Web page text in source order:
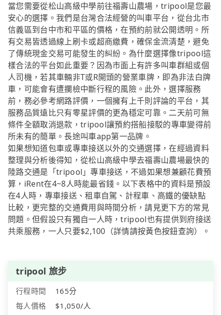
當您需要從松山高級中學前往福壽山農場，tripool是您最
安心的選擇。我們是台灣合法經營的叫車平台，從台北市
信義區到台中市和平區的價格，在預約前就公開透明。所
有交易皆透過線上刷卡或超商繳費，確保金流清楚，避免
了傳統現金交易可能發生的糾紛。為什麼選擇像tripool這
樣合法的平台如此重要？因為市面上有許多叫車群組或個
人司機，若其車輛非T或R開頭的營業車牌，即為非法白牌
車，可能會有遭攔檢中斷行程的風險。此外，選擇服務
前，務必參考網路評價，一個擁有上千則評論的平台，其
服務品質遠比只有零星評價的更為穩定可靠。二天前可無
條件全額取消退款，tripool讓預約搭船接駁的專車變得前
所未有的簡單。長途叫車app第一品牌。
如果想知道包車或專車接送以外的交通選擇，在經過資料
整理與分析後得知，從松山高級中學去福壽山農場最快的
陸路交通是「tripool」專車接送，不過如果想兼顧花費預
算，iRent在4~8人時能最省錢。以下表格中的資料是預設
在4人時，專車接送、租車自駕、計程車、高鐵的優缺點
比較，更完整的交通費用與時間分析，請見更下方的常見
問題。但假設只有獨自一人時，tripool也有提供到府接送
共乘服務，一人只要$2,100（詳情請按黃色按鈕查詢）。
tripool 旅步
行程時間
165分
每人價格
$1,050/人